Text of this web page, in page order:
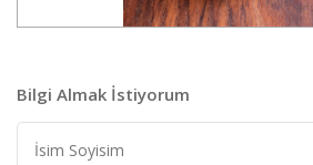
Bilgi Almak İstiyorum